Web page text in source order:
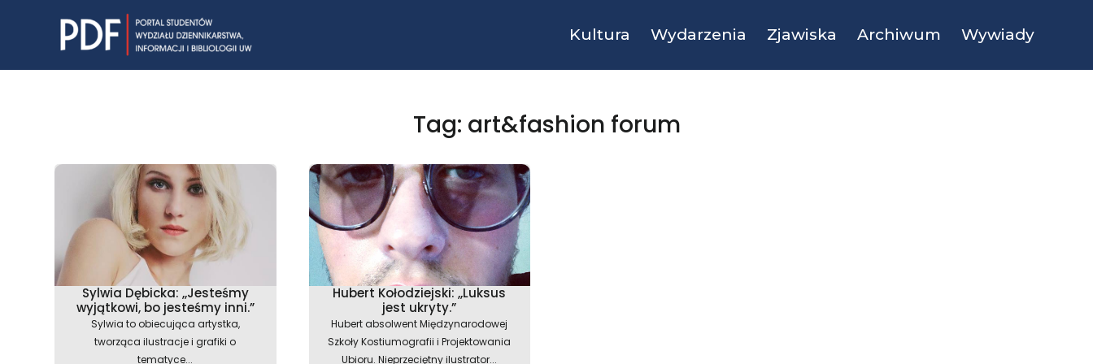
Kultura Wydarzenia Zjawiska Archiwum Wywiady
Tag: art&fashion forum
Sylwia Dębicka: ,,Jesteśmy
wyjątkowi, bo jesteśmy inni.”
Sylwia to obiecująca artystka,
tworząca ilustracje i grafiki o
tematyce...
Hubert Kołodziejski: ,,Luksus
jest ukryty.”
Hubert absolwent Międzynarodowej
Szkoły Kostiumografii i Projektowania
Ubioru. Nieprzeciętny ilustrator...